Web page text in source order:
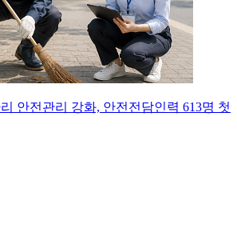
안전관리 강화, 안전전담인력 613명 첫